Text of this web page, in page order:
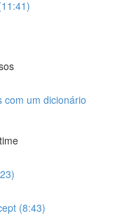
com um dicionário
(8:43)